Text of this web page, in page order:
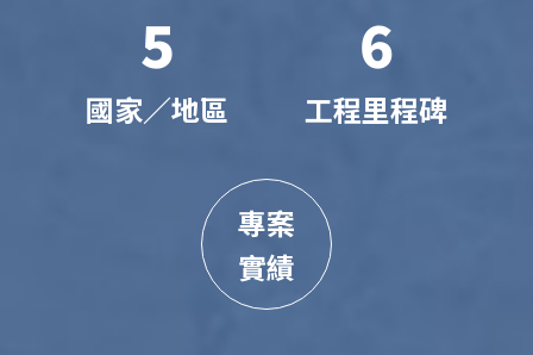
5
國家／地區
6
工程里程碑
專案
實績